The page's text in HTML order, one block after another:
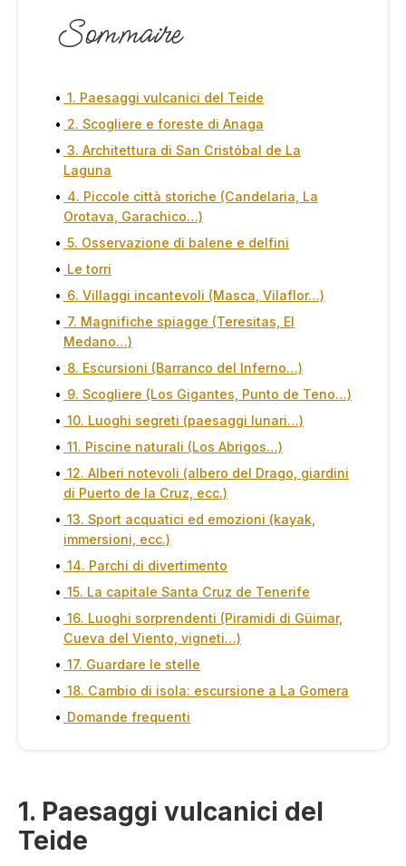
Sommaire
1. Paesaggi vulcanici del Teide
2. Scogliere e foreste di Anaga
3. Architettura di San Cristóbal de La
Laguna
4. Piccole città storiche (Candelaria, La
Orotava, Garachico…)
5. Osservazione di balene e delfini
Le torri
6. Villaggi incantevoli (Masca, Vilaflor…)
7. Magnifiche spiagge (Teresitas, El
Medano…)
8. Escursioni (Barranco del Inferno…)
9. Scogliere (Los Gigantes, Punto de Teno…)
10. Luoghi segreti (paesaggi lunari…)
11. Piscine naturali (Los Abrigos…)
12. Alberi notevoli (albero del Drago, giardini
di Puerto de la Cruz, ecc.)
13. Sport acquatici ed emozioni (kayak,
immersioni, ecc.)
14. Parchi di divertimento
15. La capitale Santa Cruz de Tenerife
16. Luoghi sorprendenti (Piramidi di Güimar,
Cueva del Viento, vigneti…)
17. Guardare le stelle
18. Cambio di isola: escursione a La Gomera
Domande frequenti
1. Paesaggi vulcanici del
Teide